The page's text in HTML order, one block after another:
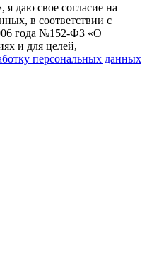
даю свое согласие на
в соответствии с
года №152-ФЗ «О
и для целей,
персональных данных